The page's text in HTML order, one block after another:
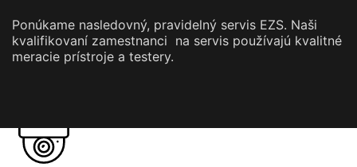
Ponúkame nasledovný, pravidelný servis EZS. Naši
kvalifikovaní zamestnanci na servis používajú kvalitné
meracie prístroje a testery.